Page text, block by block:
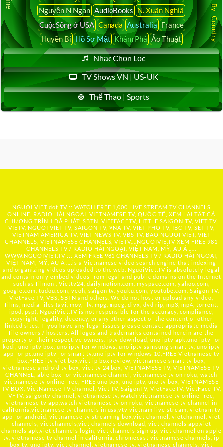
Nguyễn N Ngạn AudioBooks N. Xuân Nghiã
CuộcSống ở USA Canada Australia France
Huyền Bí Hồ Sơ Mật Khám Phá Ảo Thuật
Nhạc Chọn Lọc
TV Shows VN | US-UK
Thể Thao | Sports
NGUOI VIET dot TV :: WATCH FREE 1,000 LIVE STREAM TV CHANNELS
ONLINE, RADIO HẢI NGOẠI, VIETNAMESE TV, QUỐC TẾ, XEM LẠI TẤT CẢ
CHƯƠNG TRÌNH ĐÃ PHÁT: SBTN, VIETFACETV, LITTLE SAIGON TV, VIET TV,
VIETV, NGUOI VIET TV, SAIGON TV, VNA TV, VIET PHO TV, IBC TV, SET TV,
VIETNAM AMERICA TV, VIET NEWS TV, VBS TV, BAO NGUOI VIET, VIET
CHANNELS, VIETNAMESE CHANNELS, VIETV,... NGUOIVIE.TV XEM FREE 981
CHANNELS TV / RADIO HẢI NGOẠI, VIỆT NAM, MỸ, ÂU Á …..
WWW.NGUOIVIET.TV ::: XEM FREE 981 CHANNELS TV / RADIO HẢI NGOẠI,
VIỆT NAM, MỸ, ÂU Á ….is a Vietnamese video search engine that indexing
and organizing videos uploaded to the web. NguoiViet.TV is absolutely legal
and contain only embed videos from legal and public domains on the Internet
such as filmon , Viettv24, dailymotion.com, myspace.com, yahoo.com,
google.com, tudou.com, veoh, saigon tv, youku.com, youtube.com, Saigon TV,
VietFace TV, VBS, SBTN and others. We do not host or upload any video,
films, media files (avi, mov, flv, mpg, mpeg, divx, dvd rip, mp3, mp4, torrent,
ipod, psp), NguoiViet.TV is not responsible for the accuracy, compliance,
copyright, legality, decency, or any other aspect of the content of other
linked sites. If you have any legal issues please contact appropriate media
file owners / hosters. All logos and trademarks contained herein are the
property of their respective owners. iptv download, uno iptv apk,uno iptv for
kodi, uno iptv box, uno iptv for windows, uno iptv samsung smart tv, uno iptv
app for pc,uno iptv for smart tv,uno iptv for windows 10,FREE Vietnamese tv
box,FREE itv viet box,viet ip box review, vietnamese smart tv box,
vietnamese android tv box, viet tv 24 box, VIETNAMESE TV, VIETNAMESE TV
CHANNEL, able box for vietnamese channel, vietnamese tv on roku, watch
vietnamese tv online free, FREE uno box, uno iptv, uno tv box, VIETNAMESE
TV BOX, VietNamese TV channel, Viet TV, SaigonTV, VietFaceTV, VietFace TV,
VFTV, saigontv channel, vietnamese tv, watch vietnamese tv online free,
vietnamese tv app,watch vietnamese tv on roku, vietnamese tv channel in
california,vietnamese tv channels in usa,vtv vietnam live stream, vietnam tv
app for android, vietnamese tv streaming box,viet channel, vietchannel, viet
channels, vietchannels,viet channels download, viet channels app,viet
channels apk,viet channels login, viet channels sign up, viet channel on apple
tv, vietnamese tv channel in california, chromecast vietnamese channels, ip
box tv, uno iptv, viet channel, vietnamese tv, vietnamese channels, viet